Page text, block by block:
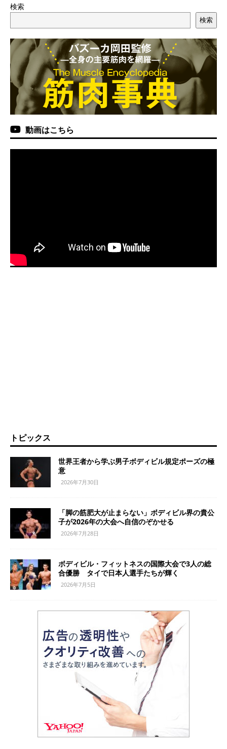
検索
検索
動画はこちら
トピックス
世界王者から学ぶ男子ボディビル規定ポーズの極
意
2026年7月30日
「脚の筋肥大が止まらない」ボディビル界の貴公
子が2026年の大会へ自信のぞかせる
2026年7月28日
ボディビル・フィットネスの国際大会で3人の総
合優勝 タイで日本人選手たちが輝く
2026年7月5日